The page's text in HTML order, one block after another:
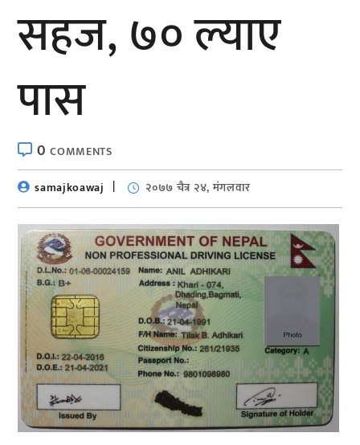
सहज, ७० ल्याए
पास
0COMMENTS
samajkoawaj
२०७७ चैत्र २४, मंगलवार